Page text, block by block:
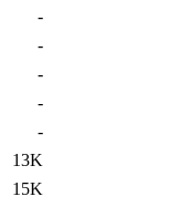
-
-
-
-
-
13K
15K